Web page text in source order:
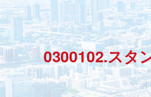
0300102.スタ